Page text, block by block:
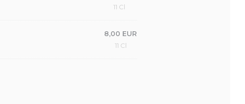
11 Cl
8,00 EUR
11 Cl